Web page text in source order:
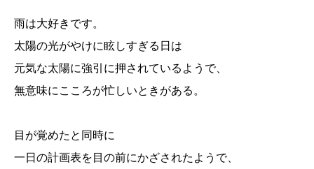
雨は大好きです。
太陽の光がやけに眩しすぎる日は
元気な太陽に強引に押されているようで、
無意味にこころが忙しいときがある。
目が覚めたと同時に
一日の計画表を目の前にかざされたようで、